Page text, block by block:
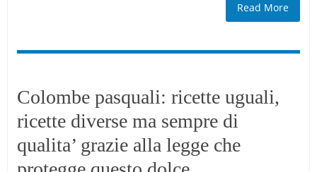
Read More
Colombe pasquali: ricette uguali,
ricette diverse ma sempre di
qualita’ grazie alla legge che